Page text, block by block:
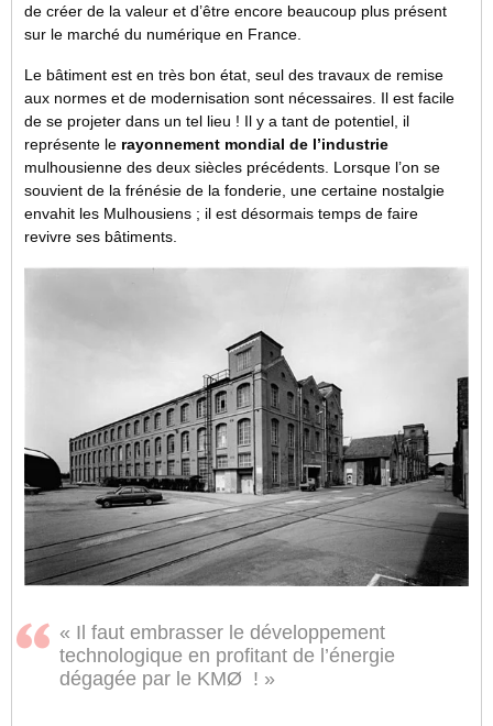
de créer de la valeur et d’être encore beaucoup plus présent
sur le marché du numérique en France.
Le bâtiment est en très bon état, seul des travaux de remise
aux normes et de modernisation sont nécessaires. Il est facile
de se projeter dans un tel lieu ! Il y a tant de potentiel, il
représente le rayonnement mondial de l’industrie
mulhousienne des deux siècles précédents. Lorsque l’on se
souvient de la frénésie de la fonderie, une certaine nostalgie
envahit les Mulhousiens ; il est désormais temps de faire
revivre ses bâtiments.
« Il faut embrasser le développement
technologique en profitant de l’énergie
dégagée par le KMØ ! »